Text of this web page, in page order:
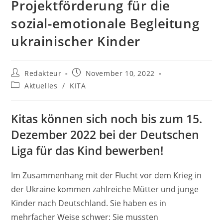
Projektförderung für die
sozial-emotionale Begleitung
ukrainischer Kinder
Beitrags-
Autor:
Redakteur
Beitrag
veröffentlicht:
November 10, 2022
Beitrags-
Aktuelles / KITA
Kitas können sich noch bis zum 15.
Dezember 2022 bei der Deutschen
Liga für das Kind bewerben!
Im Zusammenhang mit der Flucht vor dem Krieg in
der Ukraine kommen zahlreiche Mütter und junge
Kinder nach Deutschland. Sie haben es in
mehrfacher Weise schwer: Sie mussten